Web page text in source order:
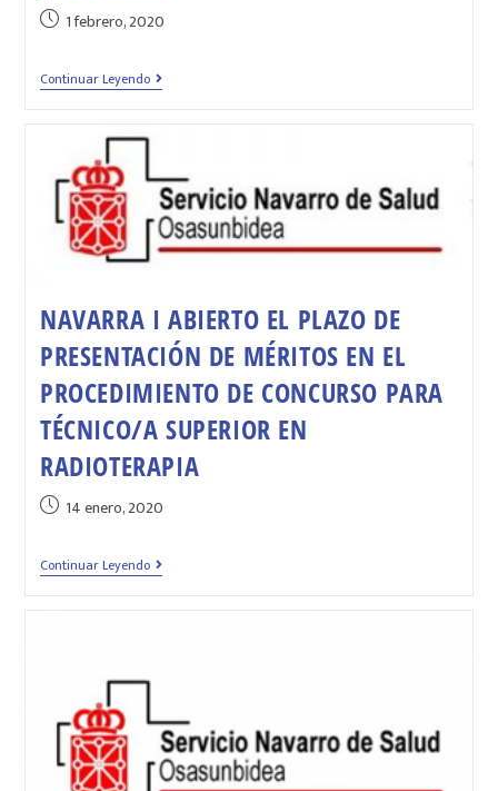
1 febrero, 2020
Continuar Leyendo
NAVARRA I ABIERTO EL PLAZO DE
PRESENTACIÓN DE MÉRITOS EN EL
PROCEDIMIENTO DE CONCURSO PARA
TÉCNICO/A SUPERIOR EN
RADIOTERAPIA
14 enero, 2020
Continuar Leyendo